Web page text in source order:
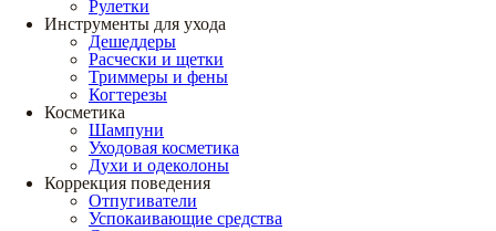
Рулетки
Инструменты для ухода
Дешеддеры
Расчески и щетки
Триммеры и фены
Когтерезы
Косметика
Шампуни
Уходовая косметика
Духи и одеколоны
Коррекция поведения
Отпугиватели
Успокаивающие средства